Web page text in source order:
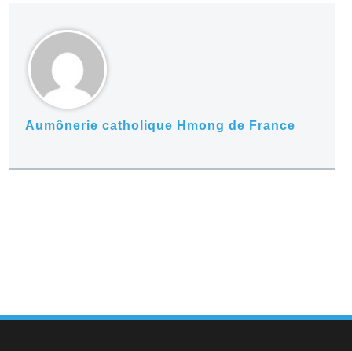
Aumônerie catholique Hmong de France